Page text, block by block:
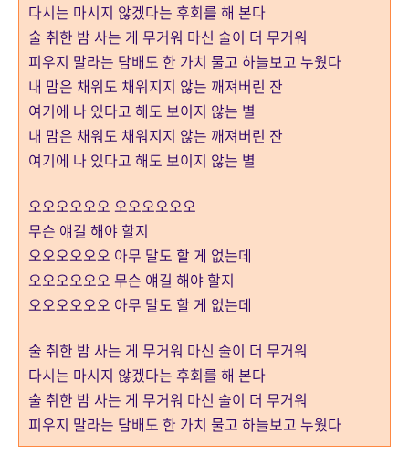
다시는 마시지 않겠다는 후회를 해 본다
술 취한 밤 사는 게 무거워 마신 술이 더 무거워
피우지 말라는 담배도 한 가치 물고 하늘보고 누웠다
내 맘은 채워도 채워지지 않는 깨져버린 잔
여기에 나 있다고 해도 보이지 않는 별
내 맘은 채워도 채워지지 않는 깨져버린 잔
여기에 나 있다고 해도 보이지 않는 별
오오오오오오 오오오오오오
무슨 얘길 해야 할지
오오오오오오 아무 말도 할 게 없는데
오오오오오오 무슨 얘길 해야 할지
오오오오오오 아무 말도 할 게 없는데
술 취한 밤 사는 게 무거워 마신 술이 더 무거워
다시는 마시지 않겠다는 후회를 해 본다
술 취한 밤 사는 게 무거워 마신 술이 더 무거워
피우지 말라는 담배도 한 가치 물고 하늘보고 누웠다